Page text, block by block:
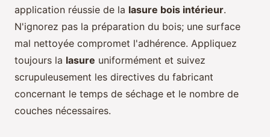
application réussie de la lasure bois intérieur.
N'ignorez pas la préparation du bois; une surface
mal nettoyée compromet l'adhérence. Appliquez
toujours la lasure uniformément et suivez
scrupuleusement les directives du fabricant
concernant le temps de séchage et le nombre de
couches nécessaires.